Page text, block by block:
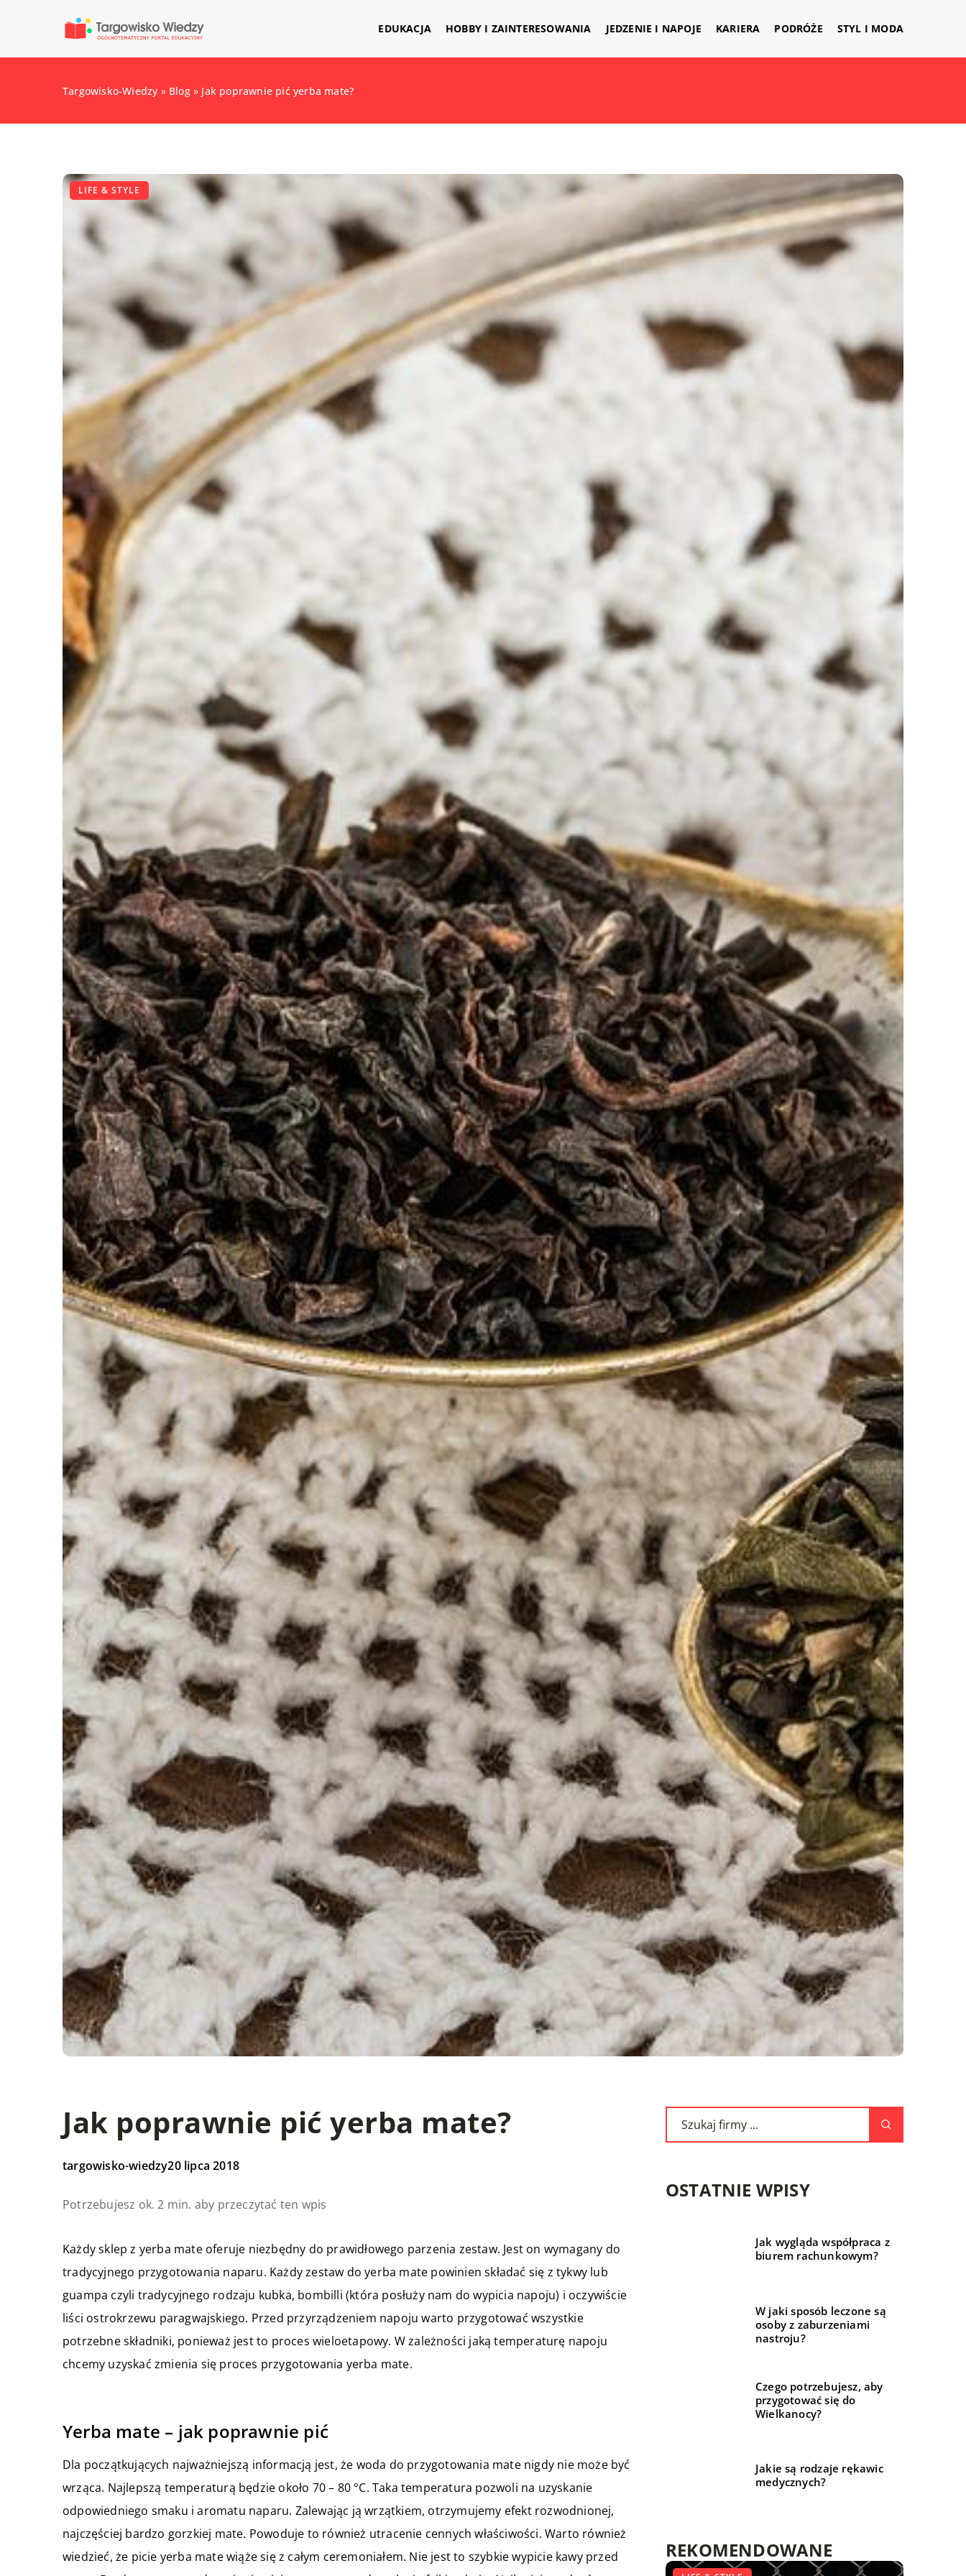
EDUKACJA HOBBY I ZAINTERESOWANIA JEDZENIE I NAPOJE KARIERA PODRÓŻE STYL I MODA
Targowisko-Wiedzy » Blog» Jak poprawnie pić yerba mate?
LIFE & STYLE
Jak poprawnie pić yerba mate?
targowisko-wiedzy20 lipca 2018
Potrzebujesz ok. 2 min. aby przeczytać ten wpis
Każdy sklep z yerba mate oferuje niezbędny do prawidłowego parzenia zestaw. Jest on wymagany do
tradycyjnego przygotowania naparu. Każdy zestaw do yerba mate powinien składać się z tykwy lub
guampa czyli tradycyjnego rodzaju kubka, bombilli (która posłuży nam do wypicia napoju) i oczywiście
liści ostrokrzewu paragwajskiego. Przed przyrządzeniem napoju warto przygotować wszystkie
potrzebne składniki, ponieważ jest to proces wieloetapowy. W zależności jaką temperaturę napoju
chcemy uzyskać zmienia się proces przygotowania yerba mate.
Yerba mate – jak poprawnie pić
Dla początkujących najważniejszą informacją jest, że woda do przygotowania mate nigdy nie może być
wrząca. Najlepszą temperaturą będzie około 70 – 80 °C. Taka temperatura pozwoli na uzyskanie
odpowiedniego smaku i aromatu naparu. Zalewając ją wrzątkiem, otrzymujemy efekt rozwodnionej,
najczęściej bardzo gorzkiej mate. Powoduje to również utracenie cennych właściwości. Warto również
wiedzieć, że picie yerba mate wiąże się z całym ceremoniałem. Nie jest to szybkie wypicie kawy przed
OSTATNIE WPISY
Jak wygląda współpraca z
biurem rachunkowym?
W jaki sposób leczone są
osoby z zaburzeniami
nastroju?
Czego potrzebujesz, aby
przygotować się do
Wielkanocy?
Jakie są rodzaje rękawic
medycznych?
REKOMENDOWANE